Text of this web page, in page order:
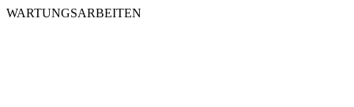
WARTUNGSARBEITEN